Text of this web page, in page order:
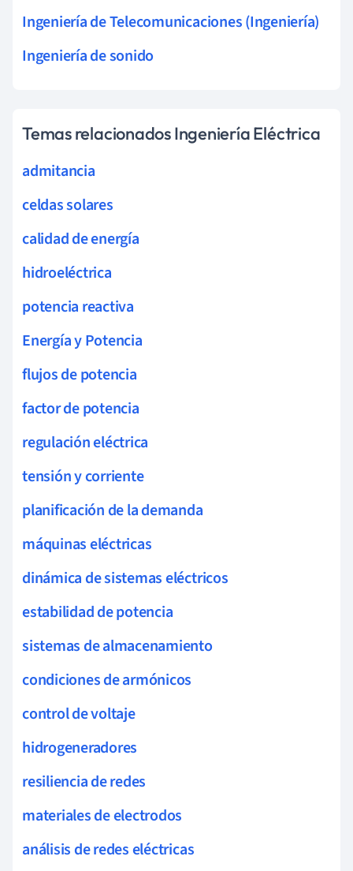
Ingeniería de Telecomunicaciones (Ingeniería)
Ingeniería de sonido
Temas relacionados Ingeniería Eléctrica
admitancia
celdas solares
calidad de energía
hidroeléctrica
potencia reactiva
Energía y Potencia
flujos de potencia
factor de potencia
regulación eléctrica
tensión y corriente
planificación de la demanda
máquinas eléctricas
dinámica de sistemas eléctricos
estabilidad de potencia
sistemas de almacenamiento
condiciones de armónicos
control de voltaje
hidrogeneradores
resiliencia de redes
materiales de electrodos
análisis de redes eléctricas